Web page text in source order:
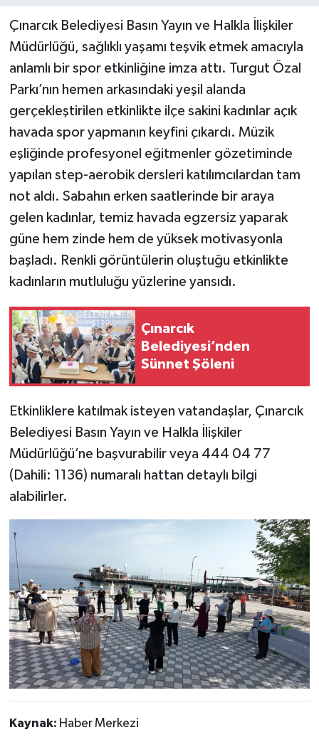
Çınarcık Belediyesi Basın Yayın ve Halkla İlişkiler
Müdürlüğü, sağlıklı yaşamı teşvik etmek amacıyla
anlamlı bir spor etkinliğine imza attı. Turgut Özal
Parkı’nın hemen arkasındaki yeşil alanda
gerçekleştirilen etkinlikte ilçe sakini kadınlar açık
havada spor yapmanın keyfini çıkardı. Müzik
eşliğinde profesyonel eğitmenler gözetiminde
yapılan step-aerobik dersleri katılımcılardan tam
not aldı. Sabahın erken saatlerinde bir araya
gelen kadınlar, temiz havada egzersiz yaparak
güne hem zinde hem de yüksek motivasyonla
başladı. Renkli görüntülerin oluştuğu etkinlikte
kadınların mutluluğu yüzlerine yansıdı.
Çınarcık
Belediyesi’nden
Sünnet Şöleni
Etkinliklere katılmak isteyen vatandaşlar, Çınarcık
Belediyesi Basın Yayın ve Halkla İlişkiler
Müdürlüğü’ne başvurabilir veya 444 04 77
(Dahili: 1136) numaralı hattan detaylı bilgi
alabilirler.
Kaynak: Haber Merkezi